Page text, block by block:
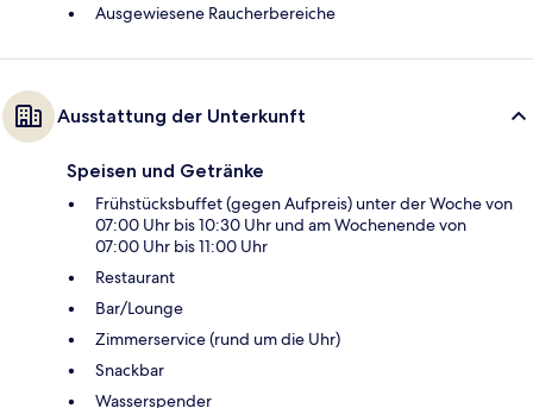
Ausgewiesene Raucherbereiche
Ausstattung der Unterkunft
Speisen und Getränke
Frühstücksbuffet (gegen Aufpreis) unter der Woche von
07:00 Uhr bis 10:30 Uhr und am Wochenende von
07:00 Uhr bis 11:00 Uhr
Restaurant
Bar/Lounge
Zimmerservice (rund um die Uhr)
Snackbar
Wasserspender